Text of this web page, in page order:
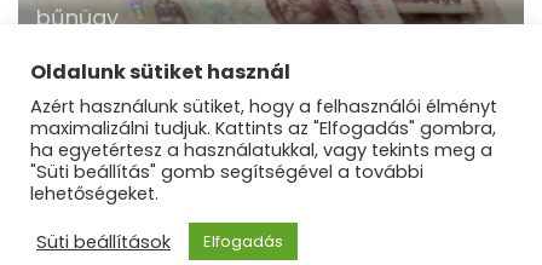
bűnügy
gyanúsított rendőrkézen
©Dunakanyar Régió |Blossom Mommy Blog |
FejlesztetteBlossom Themes
Oldalunk sütiket használ
Azért használunk sütiket, hogy a felhasználói élményt
maximalizálni tudjuk. Kattints az "Elfogadás" gombra,
ha egyetértesz a használatukkal, vagy tekints meg a
"Süti beállítás" gomb segítségével a további
lehetőségeket.
Süti beállítások
Elfogadás